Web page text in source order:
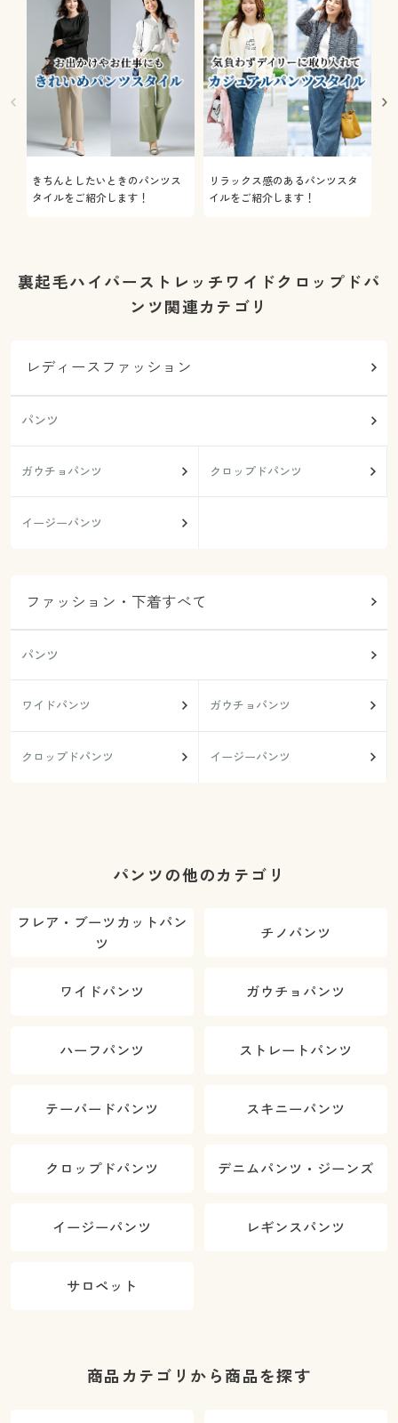
きちんとしたいときのパンツス
タイルをご紹介します！
リラックス感のあるパンツスタ
イルをご紹介します！
裏起毛ハイパーストレッチワイドクロップドパ
ンツ関連カテゴリ
レディースファッション
パンツ
ガウチョパンツ クロップドパンツ
イージーパンツ
ファッション・下着すべて
パンツ
ワイドパンツ ガウチョパンツ
クロップドパンツ イージーパンツ
パンツの他のカテゴリ
フレア・ブーツカットパン
ツ
チノパンツ
ワイドパンツ ガウチョパンツ
ハーフパンツ ストレートパンツ
テーパードパンツ スキニーパンツ
クロップドパンツ デニムパンツ・ジーンズ
イージーパンツ レギンスパンツ
サロペット
商品カテゴリから商品を探す